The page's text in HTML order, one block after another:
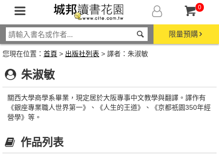
0
限量預購
您現在位置： 首頁 > 出版社列表 > 譯者：朱淑敏
朱淑敏
關西大學商學系畢業，現定居於大阪專事中文教學與翻譯。譯作有
《銀座專業職人世界第一》、《人生的王道》、《京都祇園350年經
營學》等。
作品列表